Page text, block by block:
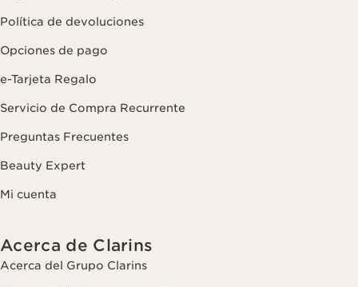
Política de devoluciones
Opciones de pago
e-Tarjeta Regalo
Servicio de Compra Recurrente
Preguntas Frecuentes
Beauty Expert
Mi cuenta
Acerca de Clarins
Acerca del Grupo Clarins